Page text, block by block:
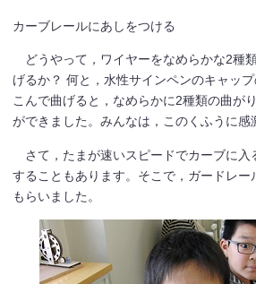
カーブレールにあしをつける
どうやって，ワイヤーをなめらかな2種
げるか？ 何と，水性サインペンのキャッ
こんで曲げると，なめらかに2種類の曲が
ができました。みんなは，このくふうに感
さて，たまが速いスピードでカーブに入
することもあります。そこで，ガードレー
もらいました。